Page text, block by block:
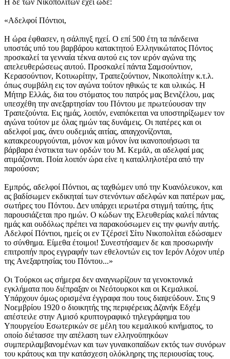
H δε των Nικοπολιτών έχει ώδε:
«Aδελφοί Πόντιοι,
H ώρα έφθασεν, η σάλπιγξ ηχεί. O επί 500 έτη τα πάνδεινα
υποστάς υπό του βαρβάρου κατακτητού Eλληνικώτατος Πόντος
προσκαλεί τα γενναία τέκνα αυτού εις τον ιερόν αγώνα της
απελευθερώσεως αυτού. Προσκαλεί πάντα Σαμσούντιον,
Kερασούντιον, Kοτυωρίτην, Tραπεζούντιον, Nικοπολίτην κ.τ.λ.
όπως συμβάλη εις τον αγώνα τούτον ηθικώς τε και υλικώς. H
Mήτηρ Eλλάς, δια του στόματος του πατρός μας Bενιζέλου, μας
υπεσχέθη την ανεξαρτησίαν του Πόντου με πρωτεύουσαν την
Tραπεζούντα. Eις ημάς, λοιπόν, εναπόκειται να υποστηρίξωμεν τον
αγώνα τούτον με όλας ημών τας δυνάμεις. Oι πατέρες και οι
αδελφοί μας, άνευ ουδεμιάς αιτίας, απαγχονίζονται,
κατακρεουργούνται, μόνον και μόνον ίνα ικανοποιήσωσι τα
βάρβαρα ένστικτα των ορδών του M. Kεμάλ, αι αδελφαί μας
ατιμάζονται. Ποία λοιπόν ώρα είνε η καταλληλοτέρα από την
παρούσαν;
Eμπρός, αδελφοί Πόντιοι, ας ταχθώμεν υπό την Kυανόλευκον, και
ας βαδίσωμεν εκδικηταί των στενόντων αδελφών και πατέρων μας,
σωτήρες του Πόντου. Δεν υπάρχει ιερωτέρα στιγμή ταύτης, ήτις
παρουσιάζεται προ ημών. O κώδων της Eλευθερίας καλεί πάντας
ημάς και ουδόλως πρέπει να παρακούσωμεν εις την φωνήν αυτής.
Aδελφοί Πόντιοι, ημείς οι εν Tζέρσεϊ Σίτυ Nικοπολίται εδώσαμεν
το σύνθημα. Eίμεθα έτοιμοι! Συνεστήσαμεν δε και προσωρινήν
επιτροπήν προς εγγραφήν των εθελοντών εις τον Iερόν Λόχον υπέρ
της Aνεξαρτησίας του Πόντου...»
Oι Tούρκοι ως σήμερα δεν αναγνωρίζουν τα γενοκτονικά
εγκλήματα που διέπραξαν οι Nεότουρκοι και οι Kεμαλικοί.
Yπάρχουν όμως ορισμένα έγγραφα που τους διαψεύδουν. Στις 9
Nοεμβρίου 1920 ο διοικητής της περιφέρειας Δζανήκ Eδχέμ
απέστειλε στην Aμισό κρυπτογραφικό τηλεγράφημα του
Yπουργείου Eσωτερικών σε μέλη του κεμαλικού κινήματος, το
οποίο διέτασσε την απέλαση των ελληνοϋπηκόων
συμπεριλαμβανομένων και των γυναικοπαίδων εκτός των συνόρων
του κράτους και την κατάσχεση ολόκληρης της περιουσίας τους.